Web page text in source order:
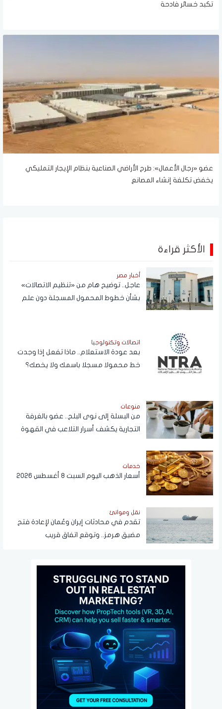
تكبد خسائر فادحة
عضو «رجال الأعمال»: طرح الأراضي الصناعية بنظام الإيجار التمليكي
يخفض تكلفة إنشاء المصانع
الأكثر قراءة
أخبار مصر
عاجل.. توضيح هام من «تنظيم الاتصالات»
بشأن خطوط المحمول المسجلة دون علم
اتصالات وتكنولوجيا
بعد عودة الاستعلام.. ماذا تفعل إذا وجدت
خط محمولا مسجلا باسمك ولا يخصك؟
منوعات
من البسلة إلى نوى البلح.. عضو بالغرفة
التجارية يكشف أسرار التلاعب في القهوة
خدمات
أسعار الذهب اليوم السبت 8 أغسطس 2026
نقل وموانئ
تقدم في محادثات إيران وعُمان لإعادة فتح
مضيق هرمز.. وتوقع اتفاق قريب